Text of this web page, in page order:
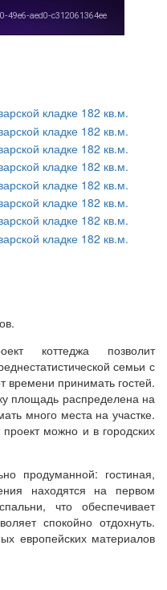
коттеджа позволит
семьи с
времени принимать гостей.
площадь распределена на
много места на участке.
можно и в городских
продуманной: гостиная,
находятся на первом
что обеспечивает
спокойно отдохнуть.
европейских материалов